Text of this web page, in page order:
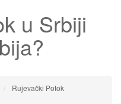
u Srbiji
Rujevački Potok